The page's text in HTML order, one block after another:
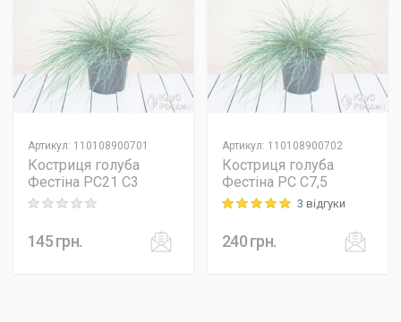
Артикул: 110108900701
Костриця голуба
Фестіна PC21 C3
Rating: 0 out of 5
145грн.
Артикул: 110108900702
Костриця голуба
Фестіна PC C7,5
Rating: 5 out of 53 відгуки
240грн.